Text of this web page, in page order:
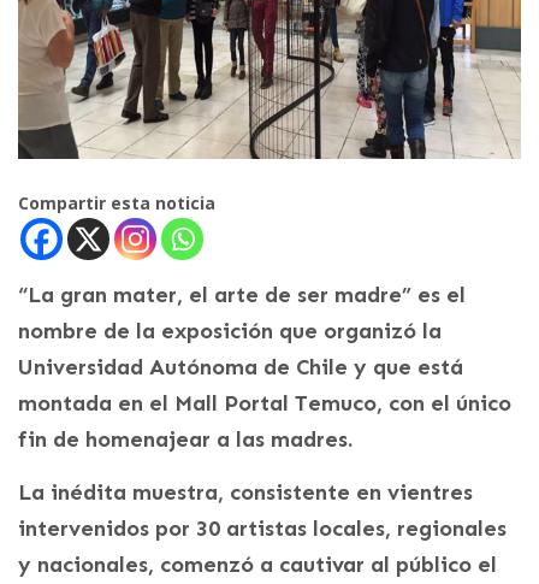
Compartir esta noticia
“La gran mater, el arte de ser madre” es el
nombre de la exposición que organizó la
Universidad Autónoma de Chile y que está
montada en el Mall Portal Temuco, con el único
fin de homenajear a las madres.
La inédita muestra, consistente en vientres
intervenidos por 30 artistas locales, regionales
y nacionales, comenzó a cautivar al público el